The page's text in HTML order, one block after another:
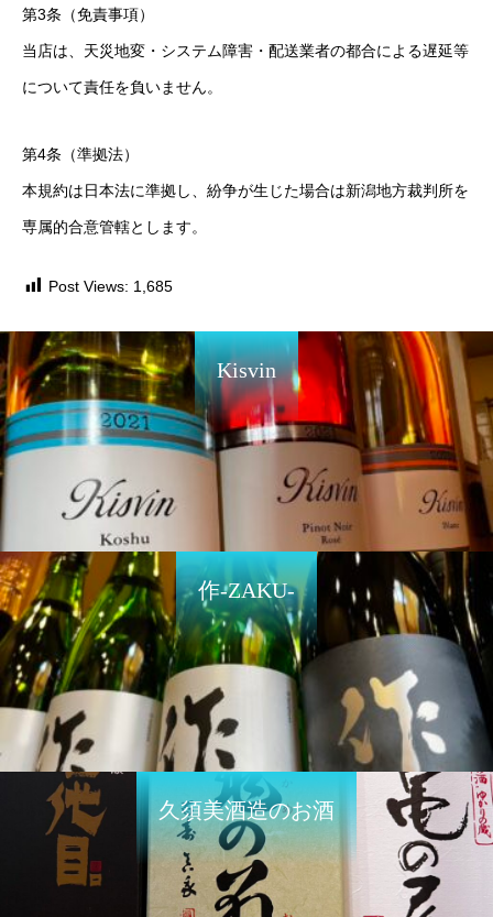
第3条（免責事項）
当店は、天災地変・システム障害・配送業者の都合による遅延等
について責任を負いません。
第4条（準拠法）
本規約は日本法に準拠し、紛争が生じた場合は新潟地方裁判所を
専属的合意管轄とします。
Post Views: 1,685
Kisvin
作-ZAKU-
久須美酒造のお酒